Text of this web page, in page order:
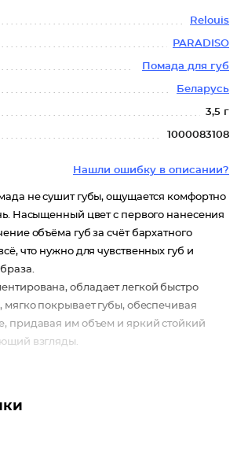
Relouis
PARADISO
Помада для губ
Беларусь
3,5 г
1000083108
Нашли ошибку в описании?
не сушит губы, ощущается комфортно
Насыщенный цвет с первого нанесения
объёма губ за счёт бархатного
что нужно для чувственных губ и
обладает легкой быстро
мягко покрывает губы, обеспечивая
придавая им объем и яркий стойкий
взгляды.
аромат, который подарит вам
мягкий удобный и идеально